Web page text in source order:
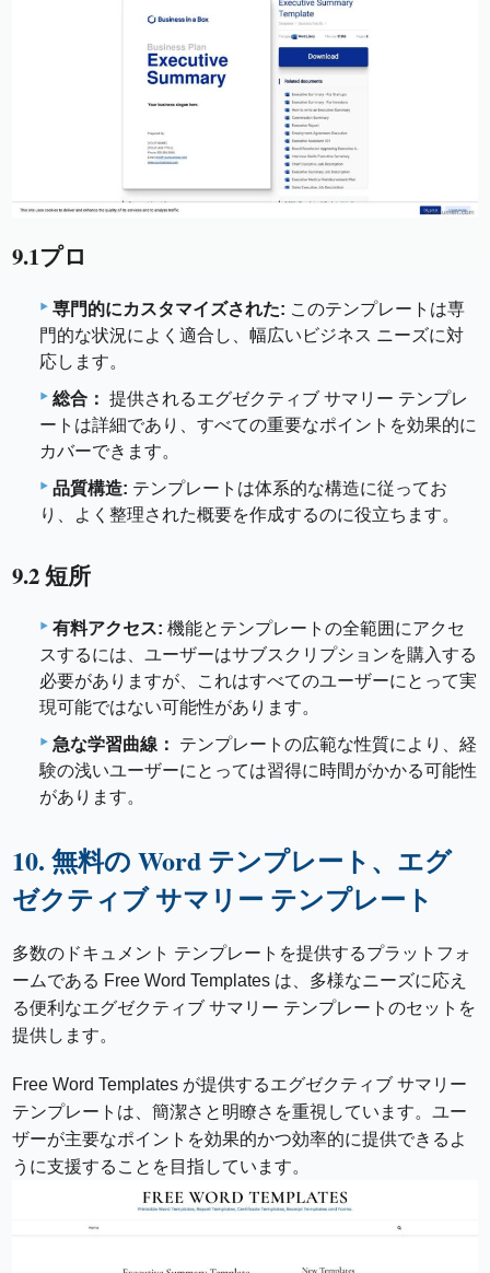
9.1プロ
専門的にカスタマイズされた: このテンプレートは専
門的な状況によく適合し、幅広いビジネス ニーズに対
応します。
総合： 提供されるエグゼクティブ サマリー テンプレ
ートは詳細であり、すべての重要なポイントを効果的に
カバーできます。
品質構造: テンプレートは体系的な構造に従ってお
り、よく整理された概要を作成するのに役立ちます。
9.2 短所
有料アクセス: 機能とテンプレートの全範囲にアクセ
スするには、ユーザーはサブスクリプションを購入する
必要がありますが、これはすべてのユーザーにとって実
現可能ではない可能性があります。
急な学習曲線： テンプレートの広範な性質により、経
験の浅いユーザーにとっては習得に時間がかかる可能性
があります。
10. 無料の Word テンプレート、エグ
ゼクティブ サマリー テンプレート
多数のドキュメント テンプレートを提供するプラットフォ
ームである Free Word Templates は、多様なニーズに応え
る便利なエグゼクティブ サマリー テンプレートのセットを
提供します。
Free Word Templates が提供するエグゼクティブ サマリー
テンプレートは、簡潔さと明瞭さを重視しています。ユー
ザーが主要なポイントを効果的かつ効率的に提供できるよ
うに支援することを目指しています。